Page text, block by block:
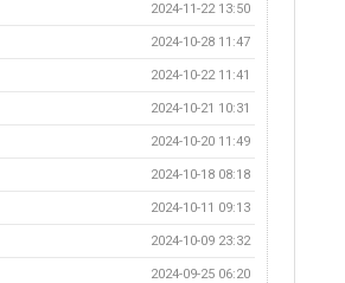
2024-11-22 13:50
2024-10-28 11:47
2024-10-22 11:41
2024-10-21 10:31
2024-10-20 11:49
2024-10-18 08:18
2024-10-11 09:13
2024-10-09 23:32
2024-09-25 06:20